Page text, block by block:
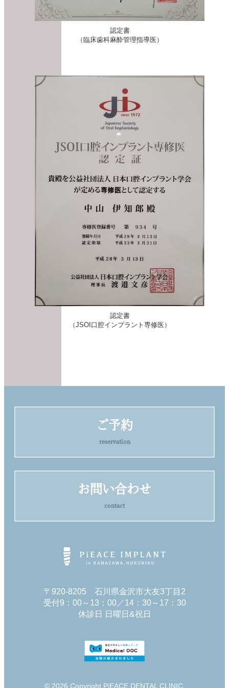
認定書
（臨床歯科麻酔管理指導医）
認定書
（JSOI口腔インプラント専修医）
ご予約
reservation
お問い合わせ
contact
〒920-8205 石川県金沢市大友3丁目2
受付9：00～13：00／14：30～17：30
休診日 日曜日&祝日
© 2026 Copyright PiEACE DENTAL CLINIC.